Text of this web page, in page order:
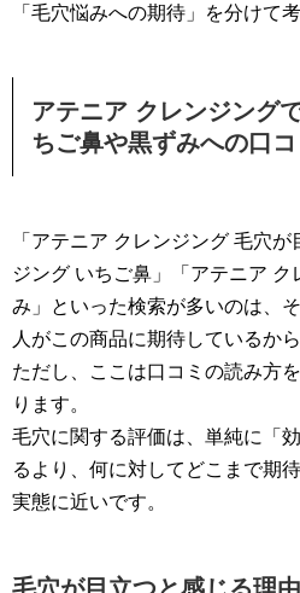
「毛穴悩みへの期待」を分けて
アテニア クレンジング
ちご鼻や黒ずみへの口
「アテニア クレンジング 毛穴
ジング いちご鼻」「アテニア
み」といった検索が多いのは、
人がこの商品に期待しているから
ただし、ここは口コミの読み方
ります。
毛穴に関する評価は、単純に「
るより、何に対してどこまで期
実態に近いです。